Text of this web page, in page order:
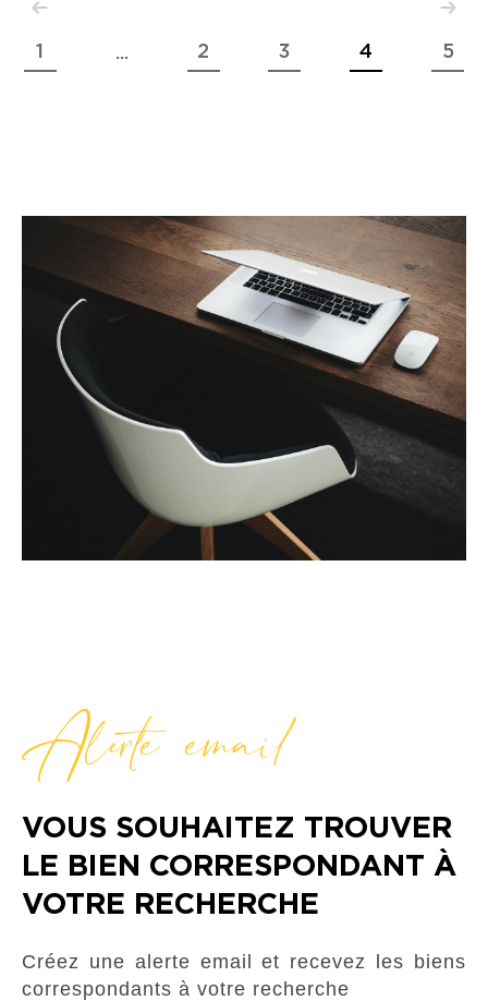
1 ... 2 3 4 5
Alerte email
VOUS SOUHAITEZ TROUVER
LE BIEN CORRESPONDANT À
VOTRE RECHERCHE
Créez une alerte email et recevez les biens
correspondants à votre recherche